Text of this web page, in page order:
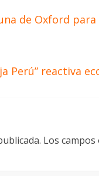
de Oxford
Perú” reactiva
Los